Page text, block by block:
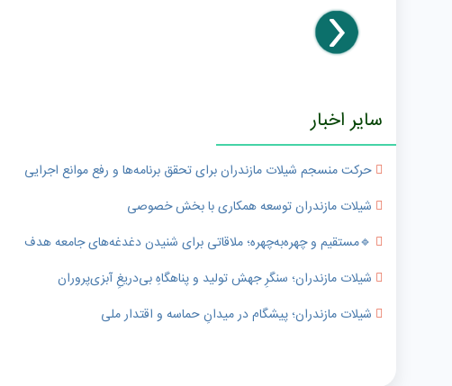
سایر اخبار
حرکت منسجم شیلات مازندران برای تحقق برنامه‌ها و رفع موانع اجرایی
شیلات مازندران توسعه همکاری با بخش خصوصی
🔹️مستقیم و چهره‌به‌چهره؛ ملاقاتی برای شنیدن دغدغه‌های جامعه هدف
شیلات مازندران؛ سنگرِ جهش تولید و پناهگاهِ بی‌دریغِ آبزی‌پروران
شیلات مازندران؛ پیشگام در میدانِ حماسه و اقتدار ملی